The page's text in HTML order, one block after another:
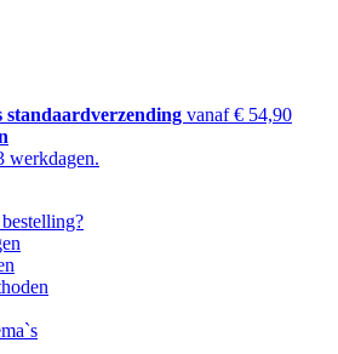
vanaf € 54,90
werkdagen.